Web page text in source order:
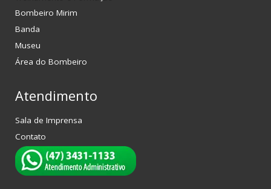
Bombeiro Mirim
Banda
Museu
Área do Bombeiro
Atendimento
Sala de Imprensa
Contato